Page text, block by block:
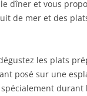
dîner et vous
de mer et des
les plats
posé sur une
durant